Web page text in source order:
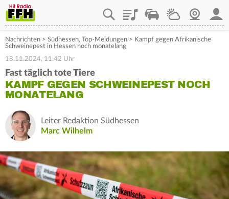
PlaylistStaupilotWetterWebcam
Nachrichten > Südhessen, Top-Meldungen > Kampf gegen Afrikanische
Schweinepest in Hessen noch monatelang
18.11.2024, 11:42 Uhr
Fast täglich tote Tiere
KAMPF GEGEN SCHWEINEPEST NOCH
MONATELANG
Leiter Redaktion Südhessen
Marc Wilhelm